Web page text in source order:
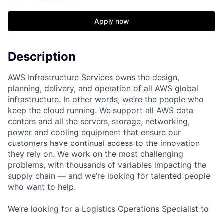
Apply now
Description
AWS Infrastructure Services owns the design,
planning, delivery, and operation of all AWS global
infrastructure. In other words, we’re the people who
keep the cloud running. We support all AWS data
centers and all the servers, storage, networking,
power and cooling equipment that ensure our
customers have continual access to the innovation
they rely on. We work on the most challenging
problems, with thousands of variables impacting the
supply chain — and we’re looking for talented people
who want to help.
We’re looking for a Logistics Operations Specialist to